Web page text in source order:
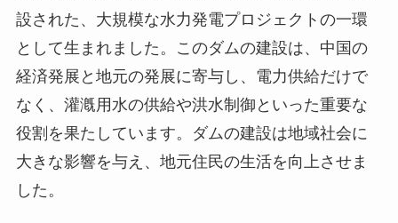
大きな影響を与え、地元住民の生活を向上させま
した。
この地域には、多数の少数民族が暮らしており、
その中には回族や撒拉族が含まれます。彼らの文
化や伝統は、地域の独特な色彩を形成しており、
訪れる観光客にとって新たな発見を提供します。